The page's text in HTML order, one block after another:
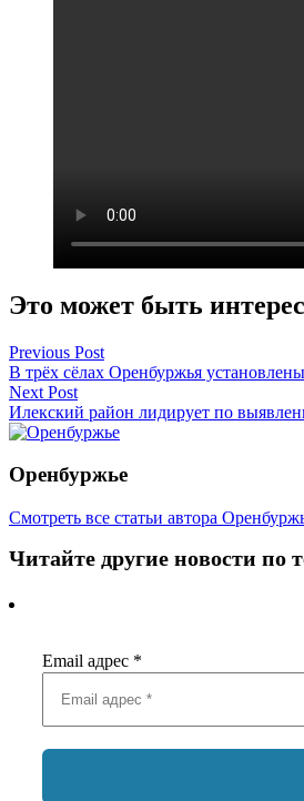
Это может быть
Навигация
по
записям
Previous Post
В трёх сёлах Оренбуржья
Next Post
Илекский район лидирует по
Оренбуржье
Смотреть все статьи автора
Читайте другие новости по
Email адрес *